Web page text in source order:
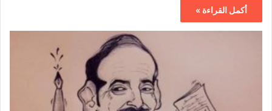
أكمل القراءة »